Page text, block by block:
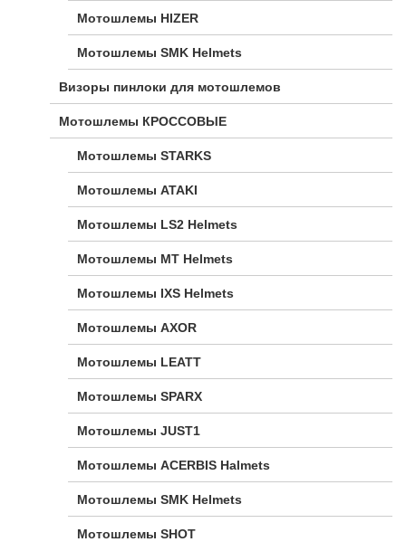
Мотошлемы HIZER
Мотошлемы SMK Helmets
Визоры пинлоки для мотошлемов
Мотошлемы КРОССОВЫЕ
Мотошлемы STARKS
Мотошлемы ATAKI
Мотошлемы LS2 Helmets
Мотошлемы MT Helmets
Мотошлемы IXS Helmets
Мотошлемы AXOR
Мотошлемы LEATT
Мотошлемы SPARX
Мотошлемы JUST1
Мотошлемы ACERBIS Halmets
Мотошлемы SMK Helmets
Мотошлемы SHOT